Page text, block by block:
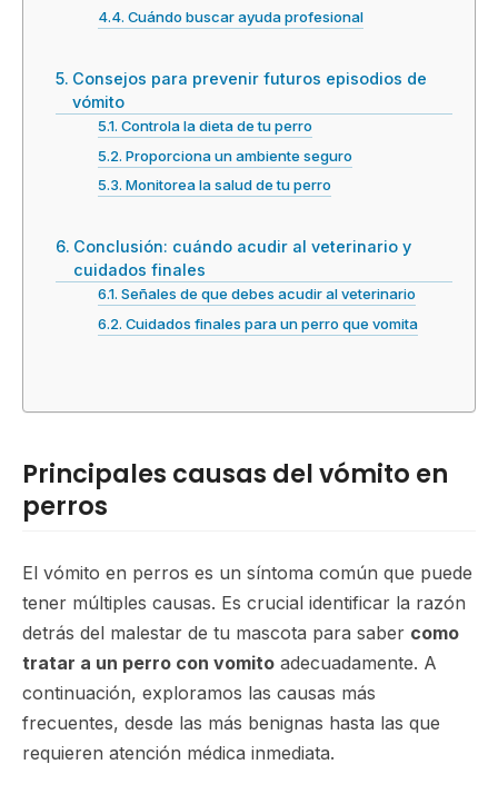
Cuándo buscar ayuda profesional
Consejos para prevenir futuros episodios de
vómito
Controla la dieta de tu perro
Proporciona un ambiente seguro
Monitorea la salud de tu perro
Conclusión: cuándo acudir al veterinario y
cuidados finales
Señales de que debes acudir al veterinario
Cuidados finales para un perro que vomita
Principales causas del vómito en
perros
El vómito en perros es un síntoma común que puede
tener múltiples causas. Es crucial identificar la razón
detrás del malestar de tu mascota para saber como
tratar a un perro con vomito adecuadamente. A
continuación, exploramos las causas más
frecuentes, desde las más benignas hasta las que
requieren atención médica inmediata.